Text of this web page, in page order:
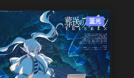
蓝光